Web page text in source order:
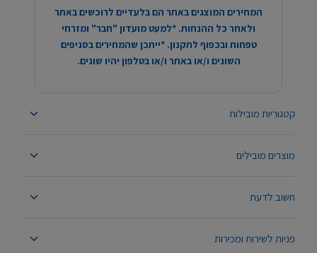
קטגוריות מובילות
מוצרים מובילים
חשוב לדעת
פניות לשירות ומכירות
המחירים המוצגים באתר הם בלעדיים לרוכשים באתר
ולאחר כל ההנחות. *למעט מועדון "חבר" ומזרחי
טפחות ובכפוף לתקנון. *ייתכן שהמחירים בסניפים
השונים ו/או באתר ו/או בטלפון יהיו שונים.